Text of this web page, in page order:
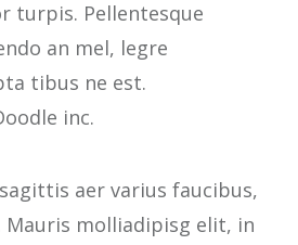
turpis. Pellentesque
an mel, legre
tibus ne est.
inc.
aer varius faucibus,
molliadipisg elit, in